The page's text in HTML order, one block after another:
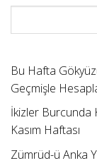
Bu Hafta
Geçmişle
İkizler Burcunda
Kasım Haftası
Zümrüd-ü Anka